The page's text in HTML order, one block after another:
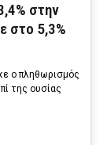
στην
στο 5,3%
ο πληθωρισμός
της ουσίας